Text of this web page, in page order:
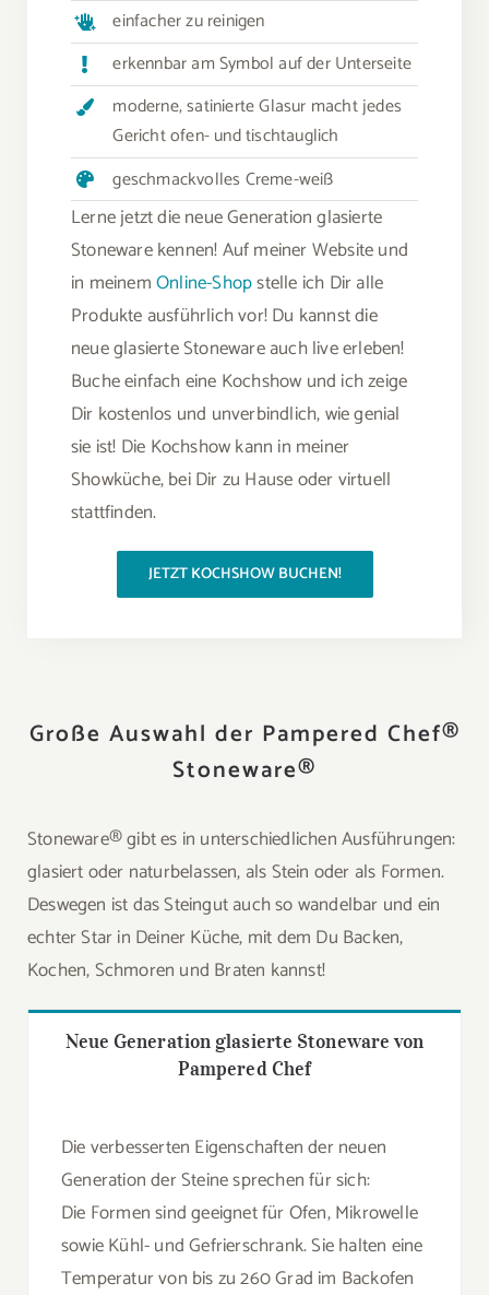
einfacher zu reinigen
erkennbar am Symbol auf der Unterseite
moderne, satinierte Glasur macht jedes
Gericht ofen- und tischtauglich
geschmackvolles Creme-weiß
Lerne jetzt die neue Generation glasierte
Stoneware kennen! Auf meiner Website und
in meinemOnline-Shopstelle ich Dir alle
Produkte ausführlich vor! Du kannst die
neue glasierte Stoneware auch live erleben!
Buche einfach eine Kochshow und ich zeige
Dir kostenlos und unverbindlich, wie genial
sie ist! Die Kochshow kann in meiner
Showküche, bei Dir zu Hause oder virtuell
stattfinden.
JETZT KOCHSHOW BUCHEN!
Große Auswahl der Pampered Chef®
Stoneware®
Stoneware® gibt es in unterschiedlichen Ausführungen:
glasiert oder naturbelassen, als Stein oder als Formen.
Deswegen ist das Steingut auch so wandelbar und ein
echter Star in Deiner Küche, mit dem Du Backen,
Kochen, Schmoren und Braten kannst!
Neue Generation glasierte Stoneware von
Pampered Chef
Die verbesserten Eigenschaften der neuen
Generation der Steine sprechen für sich:
Die Formen sind geeignet für Ofen, Mikrowelle
sowie Kühl- und Gefrierschrank. Sie halten eine
Temperatur von bis zu 260 Grad im Backofen